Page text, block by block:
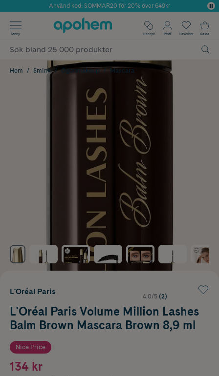
Årets Butik 2025 inom Skönhet
Använd kod: SOMMAR20 för 20% över 649kr
✓ Fri frakt
✓ Poäng på alla köp*
Meny Recept Profil Favoriter Kassa
Hem Smink Ögonmakeup Mascara
L'Oréal Paris
4.0/5 (2)
L'Oréal Paris Volume Million Lashes
Balm Brown Mascara Brown 8,9 ml
Nice Price
134 kr